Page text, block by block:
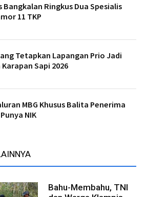
Bangkalan Ringkus Dua Spesialis
11 TKP
Tetapkan Lapangan Prio Jadi
Sapi 2026
MBG Khusus Balita Penerima
NIK
Bahu-Membahu, TNI